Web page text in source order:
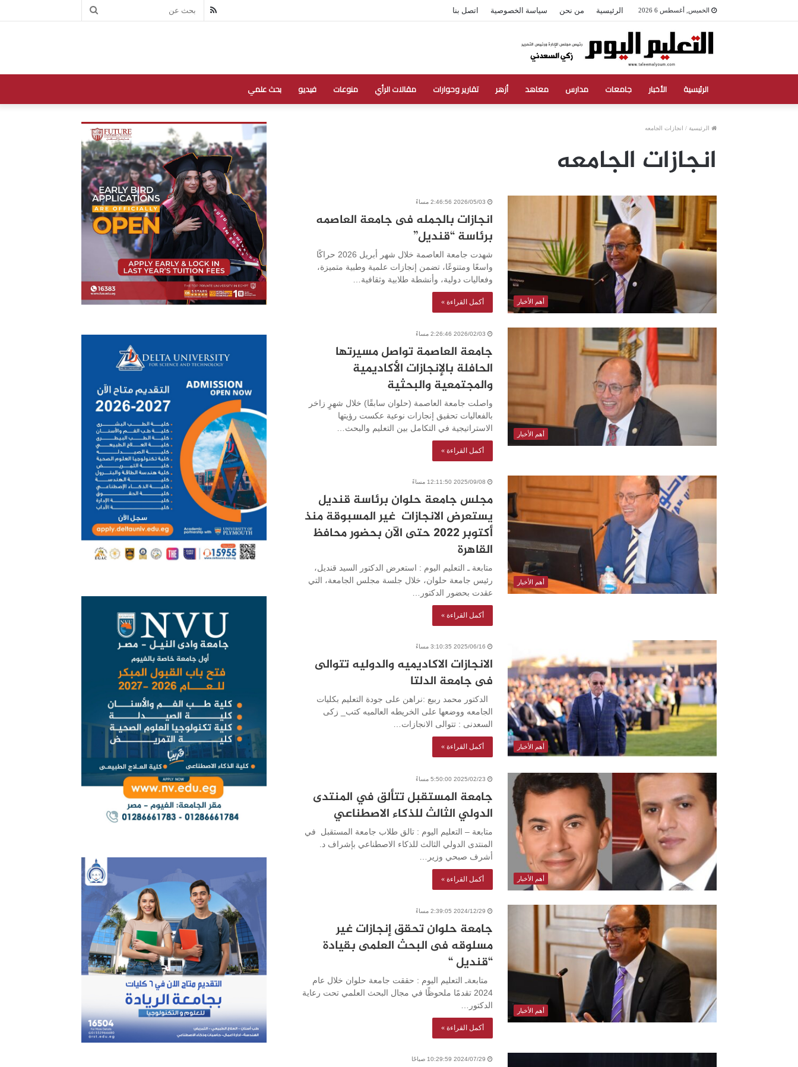
الخميس, أغسطس 6 2026 الرئيسية من نحن سياسة الخصوصية اتصل بنا بحث RSS
الرئيسية الأخبار جامعات مدارس معاهد أزهر تقارير وحوارات مقالات الرأي منوعات فيديو بحث علمي
الرئيسية / انجازات الجامعه
انجازات الجامعه
أهم الأخبار
2026/05/03 2:46:56 مساءً
انجازات بالجمله فى جامعة العاصمه
برئاسة “قنديل”
شهدت جامعة العاصمة خلال شهر أبريل 2026 حراكًا
واسعًا ومتنوعًا، تضمن إنجازات علمية وطبية متميزة،
وفعاليات دولية، وأنشطة طلابية وثقافية…
أكمل القراءة »
أهم الأخبار
2026/02/03 2:26:46 مساءً
جامعة العاصمة تواصل مسيرتها
الحافلة بالإنجازات الأكاديمية
والمجتمعية والبحثية
واصلت جامعة العاصمة (حلوان سابقًا) خلال شهرٍ زاخر
بالفعاليات تحقيق إنجازات نوعية عكست رؤيتها
الاستراتيجية في التكامل بين التعليم والبحث…
أكمل القراءة »
أهم الأخبار
2025/09/08 12:11:50 مساءً
مجلس جامعة حلوان برئاسة قنديل
يستعرض الانجازات غير المسبوقة منذ
أكتوبر 2022 حتى الآن بحضور محافظ
القاهرة
متابعة ـ التعليم اليوم : استعرض الدكتور السيد قنديل،
رئيس جامعة حلوان، خلال جلسة مجلس الجامعة، التي
عقدت بحضور الدكتور…
أكمل القراءة »
أهم الأخبار
2025/06/16 3:10:35 مساءً
الانجازات الاكاديميه والدوليه تتوالى
فى جامعة الدلتا
الدكتور محمد ربيع :نراهن على جودة التعليم بكليات
الجامعه ووضعها على الخريطه العالميه كتب_ زكى
السعدنى : تتوالى الانجازات…
أكمل القراءة »
أهم الأخبار
2025/02/23 5:50:00 مساءً
جامعة المستقبل تتألق في المنتدى
الدولي الثالث للذكاء الاصطناعي
متابعة – التعليم اليوم : تالق طلاب جامعة المستقبل في
المنتدى الدولي الثالث للذكاء الاصطناعي بإشراف د.
أشرف صبحي وزير…
أكمل القراءة »
أهم الأخبار
2024/12/29 2:39:05 مساءً
جامعة حلوان تحقق إنجازات غير
مسلوقه فى البحث العلمى بقيادة
“قنديل “
متابعةـ التعليم اليوم : حققت جامعة حلوان خلال عام
2024 تقدمًا ملحوظًا في مجال البحث العلمي تحت رعاية
الدكتور…
أكمل القراءة »
2024/07/29 10:29:59 صباحًا